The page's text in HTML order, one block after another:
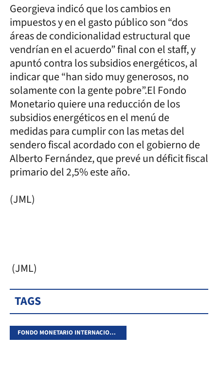
Georgieva indicó que los cambios en
impuestos y en el gasto público son “dos
áreas de condicionalidad estructural que
vendrían en el acuerdo” final con el staff, y
apuntó contra los subsidios energéticos, al
indicar que “han sido muy generosos, no
solamente con la gente pobre”.El Fondo
Monetario quiere una reducción de los
subsidios energéticos en el menú de
medidas para cumplir con las metas del
sendero fiscal acordado con el gobierno de
Alberto Fernández, que prevé un déficit fiscal
primario del 2,5% este año.
(JML)
(JML)
TAGS
FONDO MONETARIO INTERNACIONAL